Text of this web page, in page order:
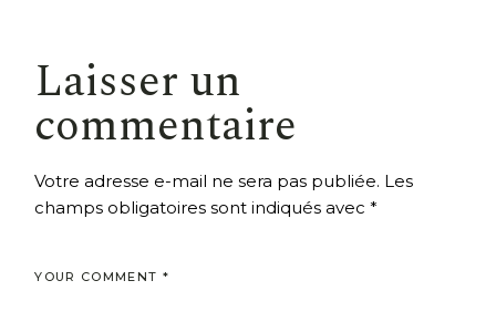
Laisser un
commentaire
Votre adresse e-mail ne sera pas publiée. Les
champs obligatoires sont indiqués avec*